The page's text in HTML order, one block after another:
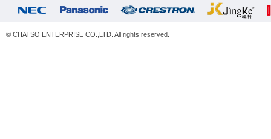
© CHATSO ENTERPRISE CO.,LTD. All rights reserved.